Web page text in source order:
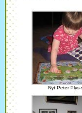
Nyt Peter Plys-